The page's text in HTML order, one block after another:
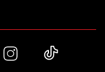
Instagram